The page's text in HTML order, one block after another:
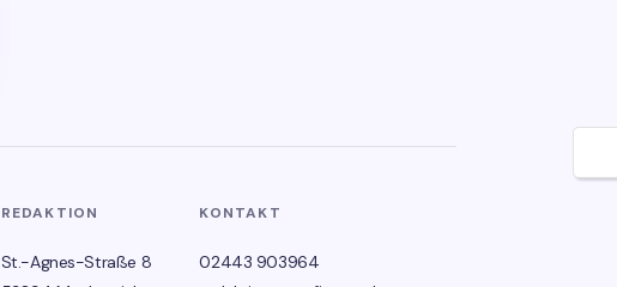
REDAKTION
St.-Agnes-Straße 8
KONTAKT
02443 903964